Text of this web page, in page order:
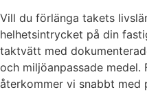
Vill du förlänga takets
helhetsintrycket på din
taktvätt med
och miljöanpassade
återkommer vi snabbt med